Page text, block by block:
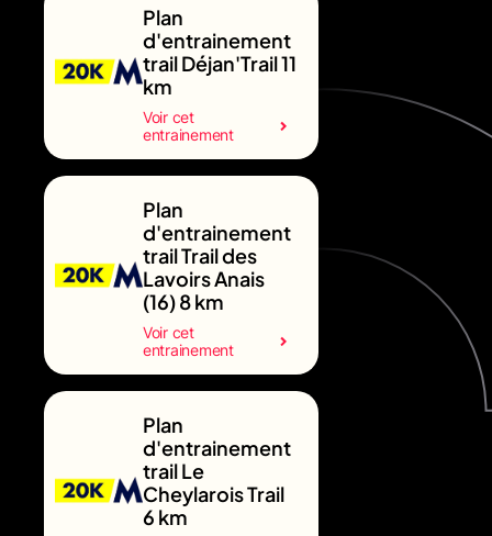
Plan
d'entrainement
trail Déjan'Trail 11
km
Voir cet
entrainement
Plan
d'entrainement
trail Trail des
Lavoirs Anais
(16) 8 km
Voir cet
entrainement
Plan
d'entrainement
trail Le
Cheylarois Trail
6 km